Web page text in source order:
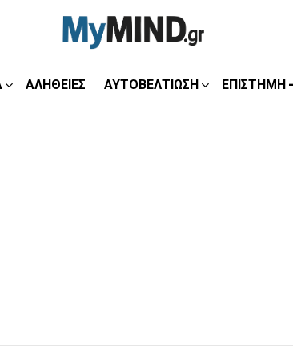
ΑΛΉΘΕΙΕΣ ΑΥΤΟΒΕΛΤΊΩΣΗ ΕΠΙΣΤΉΜΗ